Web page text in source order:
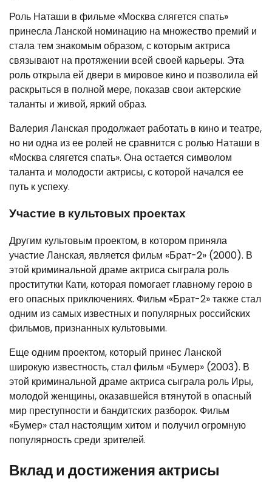
Роль Наташи в фильме «Москва слягется спать»
принесла Ланской номинацию на множество премий и
стала тем знакомым образом, с которым актриса
связывают на протяжении всей своей карьеры. Эта
роль открыла ей двери в мировое кино и позволила ей
раскрыться в полной мере, показав свои актерские
таланты и живой, яркий образ.
Валерия Ланская продолжает работать в кино и театре,
но ни одна из ее ролей не сравнится с ролью Наташи в
«Москва слягется спать». Она остается символом
таланта и молодости актрисы, с которой начался ее
путь к успеху.
Участие в культовых проектах
Другим культовым проектом, в котором приняла
участие Ланская, является фильм «Брат-2» (2000). В
этой криминальной драме актриса сыграла роль
проститутки Кати, которая помогает главному герою в
его опасных приключениях. Фильм «Брат-2» также стал
одним из самых известных и популярных российских
фильмов, признанных культовыми.
Еще одним проектом, который принес Ланской
широкую известность, стал фильм «Бумер» (2003). В
этой криминальной драме актриса сыграла роль Иры,
молодой женщины, оказавшейся втянутой в опасный
мир преступности и бандитских разборок. Фильм
«Бумер» стал настоящим хитом и получил огромную
популярность среди зрителей.
Вклад и достижения актрисы